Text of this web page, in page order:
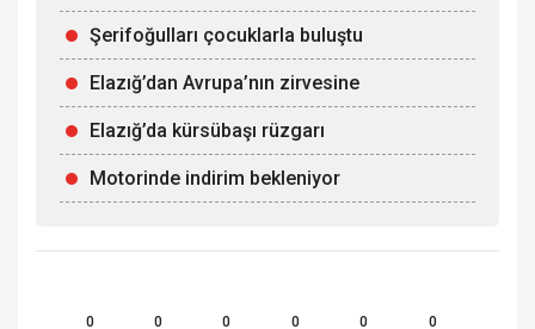
Şerifoğulları çocuklarla buluştu
Elazığ’dan Avrupa’nın zirvesine
Elazığ’da kürsübaşı rüzgarı
Motorinde indirim bekleniyor
0 0 0 0 0 0